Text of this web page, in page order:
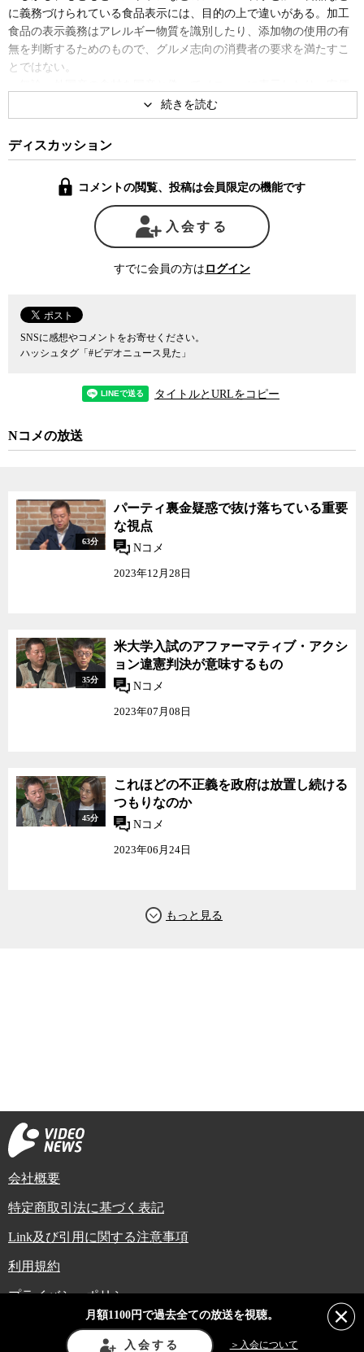
に義務づけられている食品表示には、目的の上で違いがある。加工
食品の表示義務はアレルギー物質を識別したり、添加物の使用の有
無を判断するためのもので、グルメ志向の消費者の要求を満たすこ
とではない。
な食材を使っておきながら、それを別の高価な食材と偽ることは好
ましいことではない。消費者の信頼を裏切る行為であることも間違
いないだろう。
しかし、それを法制化することで、例えばメニューに「おふくろ
の味」などのうたい文句が使えなくなるのは寂しすぎるのではない
か。「おふくろの味」を謳った商品を中年男性が作っていた場合、
違法になるのだろうか。
一連のメニュー偽装から見えてくるものは多い。例えば、われわ
れはバブル以降のグルメ志向だけは残っているが、もはやそれを賄
うだけの財力を持っていないのではないか。一連の偽装を行ったホ
あるいは、われわれは何でもいいから怒りをぶつける対象を探し
てはいないか。回転寿司の寿司ネタの中に表示とは異なるものが多
く含まれていることを、われわれはとうの昔から知っていたはずで
ストランの誤表記はこうまで大きく問題にするのはなぜか。安い回
一連のメニュー偽装問題では、百貨店やホテルの側も、偽装が明
者が、常に疑いの眼差しでメニューを見ることは、レストラン側も
重々承知しているはずだ。
政府というものは、常に民間に介入する機会をうかがっている動
物だ。それが権限となり、利権にもなる。ここで政府に介入させ
て、法規制を設けた場合、それから得られるものと失うものは何
ディスカッション
コメントの閲覧、投稿は会員限定の機能です
入会する
すでに会員の方は ログイン
SNSに感想やコメントをお寄せください。
ハッシュタグ「#ビデオニュース見た」
タイトルとURLをコピー
Nコメの放送
63分
パーティ裏金疑惑で抜け落ちている重要
な視点
Nコメ
2023年12月28日
35分
米大学入試のアファーマティブ・アクシ
ョン違憲判決が意味するもの
Nコメ
2023年07月08日
45分
これほどの不正義を政府は放置し続ける
つもりなのか
Nコメ
2023年06月24日
会社概要
特定商取引法に基づく表記
Link及び引用に関する注意事項
利用規約
プライバシーポリシー
Copyright (C) Video News Network. All rights reserved.
ビデオニュースに記載している記事、写真及び動画などは日本の著作権法や国
際条約などで保護されています。著作権者の承諾を得ずに転載や再利用するこ
月額1100円で過去全ての放送を視聴。
入会する ＞入会について